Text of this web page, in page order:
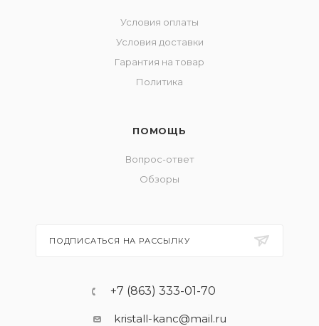
Условия оплаты
Условия доставки
Гарантия на товар
Политика
ПОМОЩЬ
Вопрос-ответ
Обзоры
ПОДПИСАТЬСЯ НА РАССЫЛКУ
+7 (863) 333-01-70
kristall-kanc@mail.ru